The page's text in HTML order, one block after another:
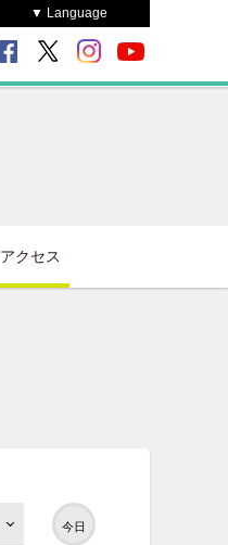
▼ Language
アクセス
今日